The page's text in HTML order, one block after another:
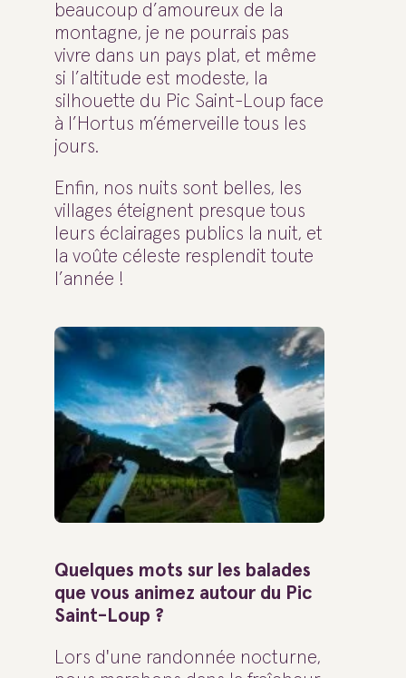
beaucoup d’amoureux de la
montagne, je ne pourrais pas
vivre dans un pays plat, et même
si l’altitude est modeste, la
silhouette du Pic Saint-Loup face
à l’Hortus m’émerveille tous les
jours.
Enfin, nos nuits sont belles, les
villages éteignent presque tous
leurs éclairages publics la nuit, et
la voûte céleste resplendit toute
l’année !
Quelques mots sur les balades
que vous animez autour du Pic
Saint-Loup ?
Lors d'une randonnée nocturne,